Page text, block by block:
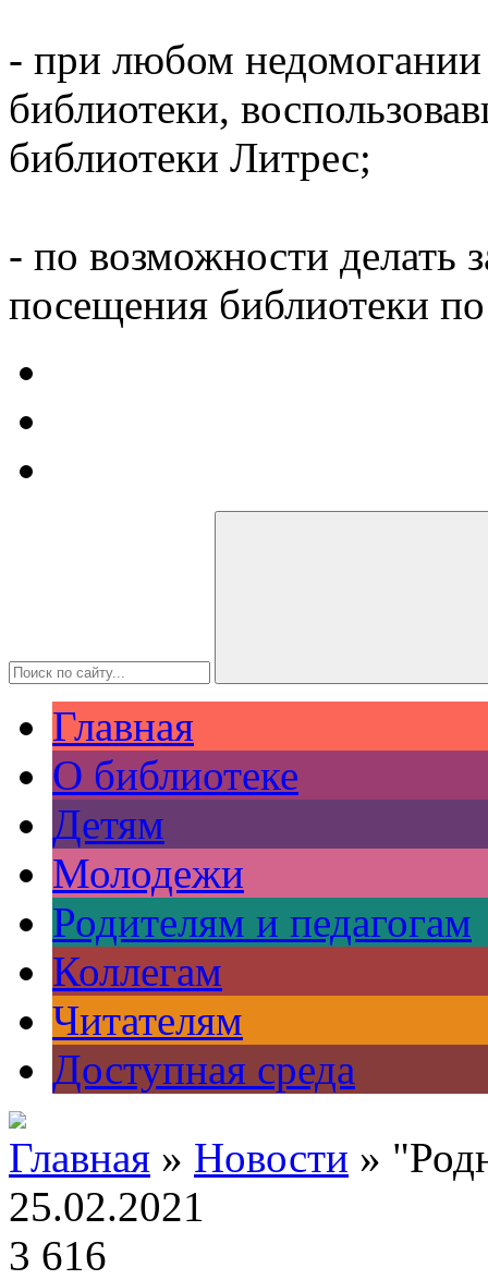
- при любом недомогании
библиотеки,
библиотеки Литрес;
- по возможности делать
посещения библиотеки
Главная
О библиотеке
Детям
Молодежи
Родителям и педагогам
Коллегам
Читателям
Доступная среда
Главная » Новости »
25.02.2021
3 616